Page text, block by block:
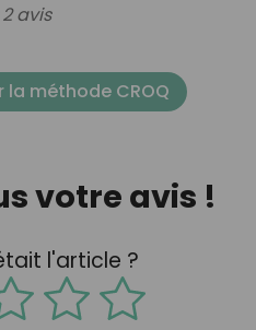
avis
la méthode CROQ
votre avis !
l'article ?